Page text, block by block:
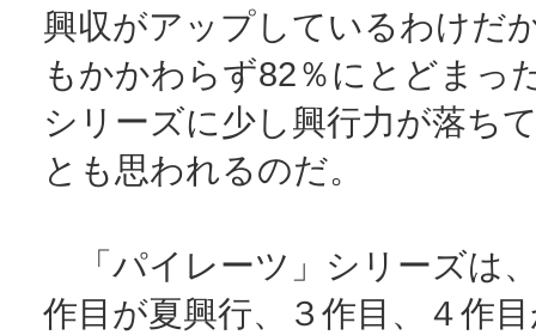
興収がアップしているわけだ
もかかわらず82％にとどまっ
シリーズに少し興行力が落ち
とも思われるのだ。
「パイレーツ」シリーズは
作目が夏興行、３作目、４作